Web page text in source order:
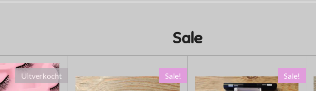
Sale
Uitverkocht Sale! Sale!